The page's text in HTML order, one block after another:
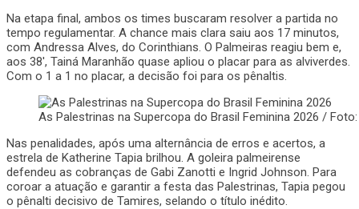
Na etapa final, ambos os times buscaram resolver a partida no
tempo regulamentar. A chance mais clara saiu aos 17 minutos,
com Andressa Alves, do Corinthians. O Palmeiras reagiu bem e,
aos 38′, Tainá Maranhão quase apliou o placar para as alviverdes.
Com o 1 a 1 no placar, a decisão foi para os pênaltis.
As Palestrinas na Supercopa do Brasil Feminina 2026 /
Nas penalidades, após uma alternância de erros e acertos, a
estrela de Katherine Tapia brilhou. A goleira palmeirense
defendeu as cobranças de Gabi Zanotti e Ingrid Johnson. Para
coroar a atuação e garantir a festa das Palestrinas, Tapia pegou
o pênalti decisivo de Tamires, selando o título inédito.